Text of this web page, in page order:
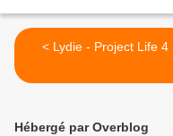
< Lydie - Project Life 4
Hébergé par Overblog